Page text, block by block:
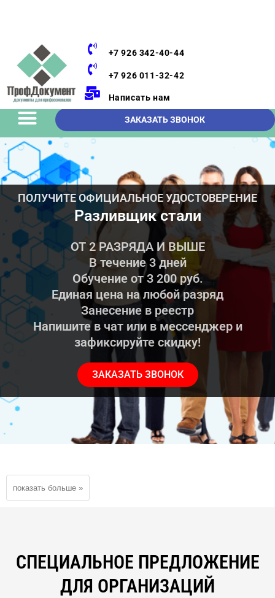
+7 926 342-40-44
+7 926 011-32-42
Написать нам
ЗАКАЗАТЬ ЗВОНОК
ПОЛУЧИТЕ ОФИЦИАЛЬНОЕ УДОСТОВЕРЕНИЕ
Разливщик стали
ОТ 2 РАЗРЯДА И ВЫШЕ
В течение 3 дней
Обучение от 3 200 руб.
Единая цена на любой разряд
Занесение в реестр
Напишите в чат или в мессенджер и
зафиксируйте скидку!
ЗАКАЗАТЬ ЗВОНОК
СПЕЦИАЛЬНОЕ ПРЕДЛОЖЕНИЕ
ДЛЯ ОРГАНИЗАЦИЙ